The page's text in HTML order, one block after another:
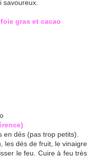
savoureux.
gras et cacao
dés (pas trop petits).
les dés de fruit, le vinaigre
le feu. Cuire à feu très